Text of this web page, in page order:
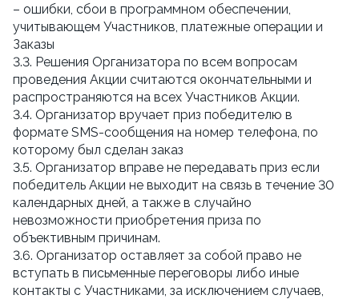
– ошибки, сбои в программном обеспечении,
учитывающем Участников, платежные операции и
Заказы
3.3. Решения Организатора по всем вопросам
проведения Акции считаются окончательными и
распространяются на всех Участников Акции.
3.4. Организатор вручает приз победителю в
формате SMS-сообщения на номер телефона, по
которому был сделан заказ
3.5. Организатор вправе не передавать приз если
победитель Акции не выходит на связь в течение 30
календарных дней, а также в случайно
невозможности приобретения приза по
объективным причинам.
3.6. Организатор оставляет за собой право не
вступать в письменные переговоры либо иные
контакты с Участниками, за исключением случаев,